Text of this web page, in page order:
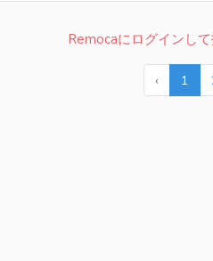
Remocaにログインし
‹ 1